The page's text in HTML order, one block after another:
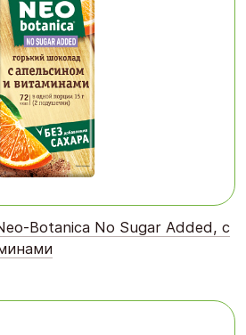
Botanica No Sugar Added, с